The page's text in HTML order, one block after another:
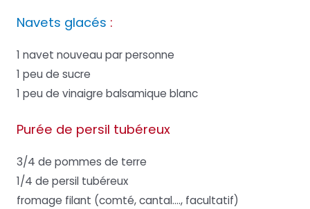
Navets glacés :
1 navet nouveau par personne
1 peu de sucre
1 peu de vinaigre balsamique blanc
Purée de persil tubéreux
3/4 de pommes de terre
1/4 de persil tubéreux
fromage filant (comté, cantal…., facultatif)